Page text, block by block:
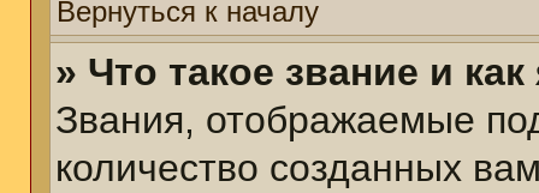
Вернуться к началу
» Что такое звание и
Звания, отображаемые
количество созданных